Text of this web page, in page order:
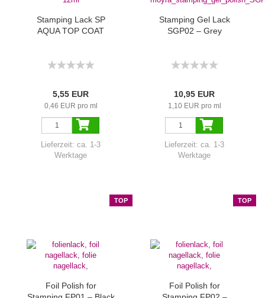
Stamping Lack SP
AQUA TOP COAT
5,55 EUR
0,46 EUR pro ml
Lieferzeit: ca. 1-3
Werktage
Stamping Gel Lack
SGP02 – Grey
10,95 EUR
1,10 EUR pro ml
Lieferzeit: ca. 1-3
Werktage
TOP
Foil Polish for
TOP
Foil Polish for